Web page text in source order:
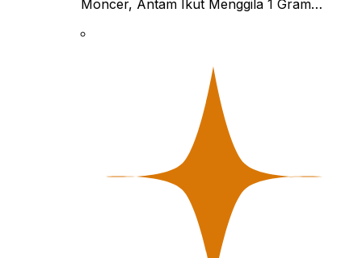
Moncer, Antam Ikut Menggila 1 Gram…